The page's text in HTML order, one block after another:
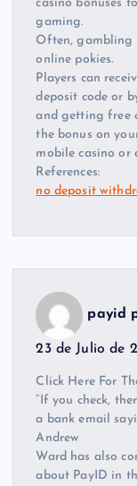
casino bonuses
gaming.
Often, gambling
online pokies.
Players can
deposit code or
and getting free
the bonus on
mobile casino or
References:
no deposit
payid
23 de Julio de
Click Here For
“If you check,
a bank email
Andrew
Ward has also
about PayID in